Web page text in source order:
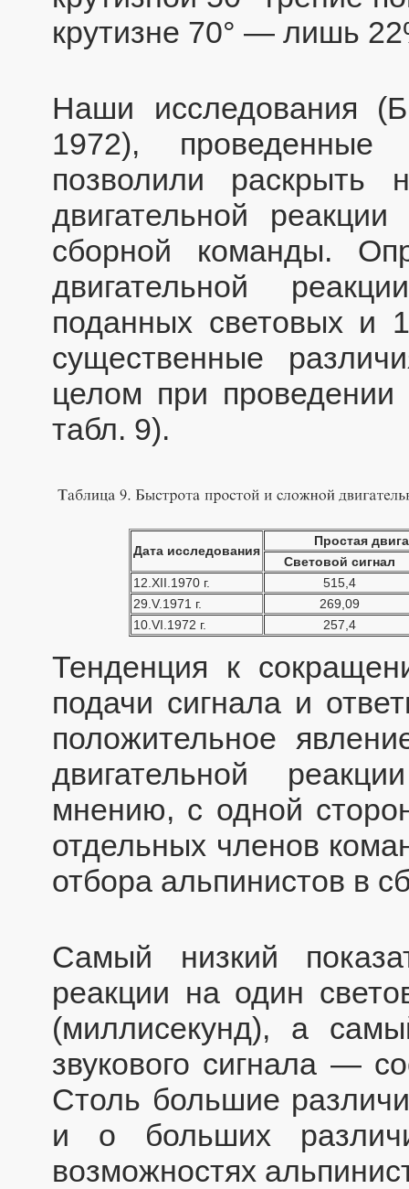
крутизне 70° — лишь
Наши исследования
1972),
позволили раскрыть
двигательной
сборной команды.
двигательной
поданных световых и
существенные
целом при проведении
табл. 9).
Дата исследования
Простая
Световой сигнал
12.ХII.1970 г.
515,4
29.V.1971 г.
269,09
10.VI.1972 г.
257,4
Тенденция к
подачи сигнала и
положительное
двигательной
мнению, с одной
отдельных членов
отбора альпинистов в
Самый низкий
реакции на один
(миллисекунд), а
звукового сигнала —
Столь большие
и о больших
возможностях